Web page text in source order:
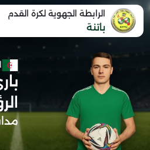
الرابطة الجهوية لكرة القدم
باتنة